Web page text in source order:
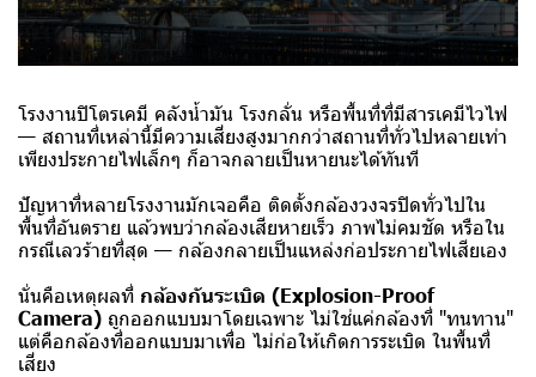
โรงงานปิโตรเคมี คลังน้ำมัน โรงกลั่น หรือพื้นที่ที่มีสารเคมีไวไฟ
— สถานที่เหล่านี้มีความเสี่ยงสูงมากกว่าสถานที่ทั่วไปหลายเท่า
เพียงประกายไฟเล็กๆ ก็อาจกลายเป็นหายนะได้ทันที
ปัญหาที่หลายโรงงานมักเจอคือ ติดตั้งกล้องวงจรปิดทั่วไปใน
พื้นที่อันตราย แล้วพบว่ากล้องเสียหายเร็ว ภาพไม่คมชัด หรือใน
กรณีเลวร้ายที่สุด — กล้องกลายเป็นแหล่งก่อประกายไฟเสียเอง
นั่นคือเหตุผลที่ กล้องกันระเบิด (Explosion-Proof
Camera) ถูกออกแบบมาโดยเฉพาะ ไม่ใช่แค่กล้องที่ "ทนทาน"
แต่คือกล้องที่ออกแบบมาเพื่อ ไม่ก่อให้เกิดการระเบิด ในพื้นที่
เสี่ยง